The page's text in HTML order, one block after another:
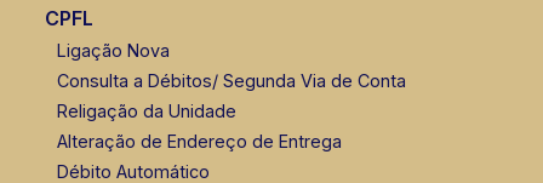
CPFL
Ligação Nova
Consulta a Débitos/ Segunda Via de Conta
Religação da Unidade
Alteração de Endereço de Entrega
Débito Automático